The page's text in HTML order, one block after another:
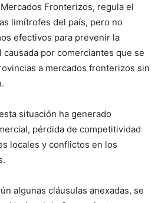
Fronterizos, regula el
limítrofes del país, pero no
efectivos para prevenir la
por comerciantes que se
a mercados fronterizos sin
situación ha generado
pérdida de competitividad
locales y conflictos en los
algunas cláusulas anexadas, se